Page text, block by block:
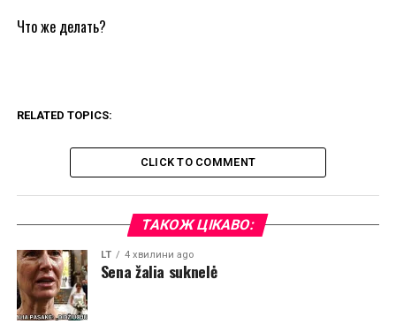
Что же делать?
RELATED TOPICS:
CLICK TO COMMENT
ТАКОЖ ЦІКАВО:
LT 4 хвилини ago
Sena žalia suknelė